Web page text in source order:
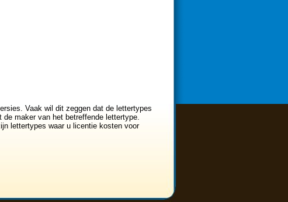
Vaak wil dit zeggen dat de lettertypes
maker van het betreffende lettertype.
lettertypes waar u licentie kosten voor